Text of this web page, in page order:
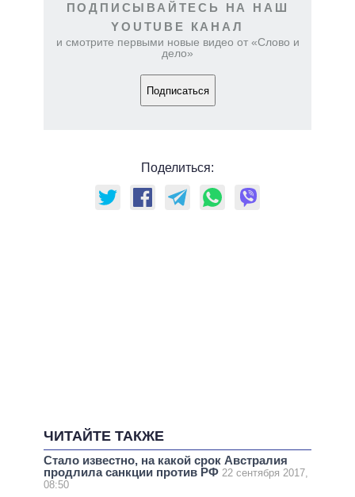
ПОДПИСЫВАЙТЕСЬ НА НАШ
YOUTUBE КАНАЛ
и смотрите первыми новые видео от «Слово и
дело»
Подписаться
Поделиться:
ЧИТАЙТЕ ТАКЖЕ
Стало известно, на какой срок Австралия
продлила санкции против РФ 22 сентября 2017,
08:50